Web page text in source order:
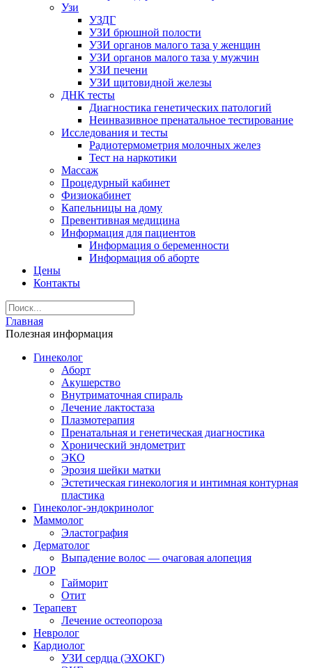
Узи
УЗДГ
УЗИ брюшной полости
УЗИ органов малого таза у женщин
УЗИ органов малого таза у мужчин
УЗИ печени
УЗИ щитовидной железы
ДНК тесты
Диагностика генетических патологий
Неинвазивное пренатальное тестирование
Исследования и тесты
Радиотермометрия молочных желез
Тест на наркотики
Массаж
Процедурный кабинет
Физиокабинет
Капельницы на дому
Превентивная медицина
Информация для пациентов
Информация о беременности
Информация об аборте
Цены
Контакты
Главная
Полезная информация
Гинеколог
Аборт
Акушерство
Внутриматочная спираль
Лечение лактостаза
Плазмотерапия
Пренатальная и генетическая диагностика
Хронический эндометрит
ЭКО
Эрозия шейки матки
Эстетическая гинекология и интимная контурная
пластика
Гинеколог-эндокринолог
Маммолог
Эластография
Дерматолог
Выпадение волос — очаговая алопеция
ЛОР
Гайморит
Отит
Терапевт
Лечение остеопороза
Невролог
Кардиолог
УЗИ сердца (ЭХОКГ)